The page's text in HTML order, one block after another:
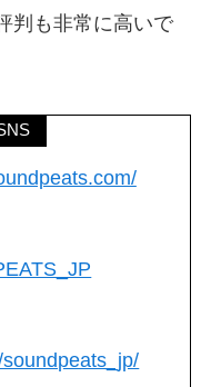
判も非常に高いで